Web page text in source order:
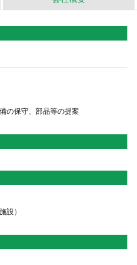
の保守、部品等の提案
設）